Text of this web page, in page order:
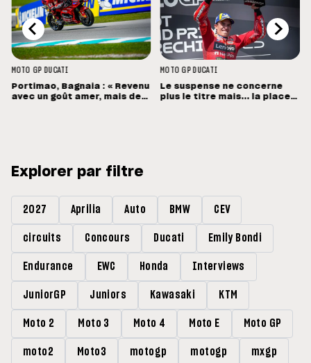
MOTO GP DUCATI
Portimao, Bagnaia : « Revenu
avec un goût amer, mais des
MOTO GP DUCATI
Le suspense ne concerne
plus le titre mais... la place
Explorer par filtre
2027 Aprilia Auto BMW CEV
circuits Concours Ducati Emily Bondi
Endurance EWC Honda Interviews
JuniorGP Juniors Kawasaki KTM
Moto 2 Moto 3 Moto 4 Moto E Moto GP
moto2 Moto3 motogp motogp mxgp